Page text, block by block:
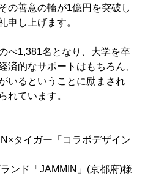
の善意の輪が1億円を突破し
申し上げます。
べ1,381名となり、大学を卒
済的なサポートはもちろん、
いるということに励まされ
れています。
タイガー「コラボデザイン
ンド「JAMMIN」(京都府)様